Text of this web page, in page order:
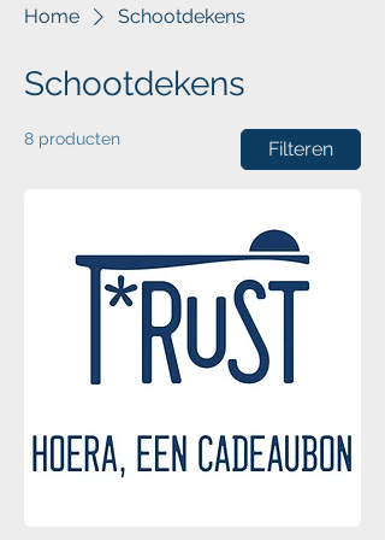
Home Schootdekens
Schootdekens
8 producten Filteren